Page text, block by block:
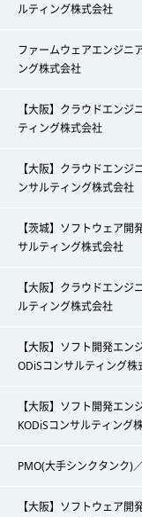
ルティング株式会社
ファームウェアエンジニ
ング株式会社
【大阪】クラウドエン
ティング株式会社
【大阪】クラウドエン
ンサルティング株式会社
【茨城】ソフトウェア
サルティング株式会社
【大阪】クラウドエン
ルティング株式会社
【大阪】ソフト開発エ
ODiSコンサルティング株
【大阪】ソフト開発エ
KODiSコンサルティング
PMO(大手シンクタンク)
【大阪】ソフトウェア